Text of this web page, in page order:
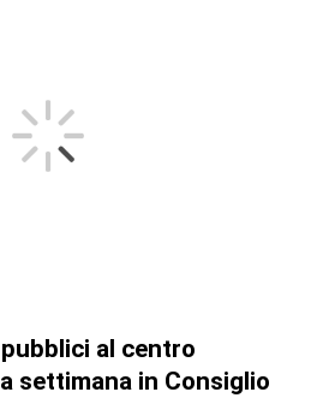
al centro
settimana in Consiglio